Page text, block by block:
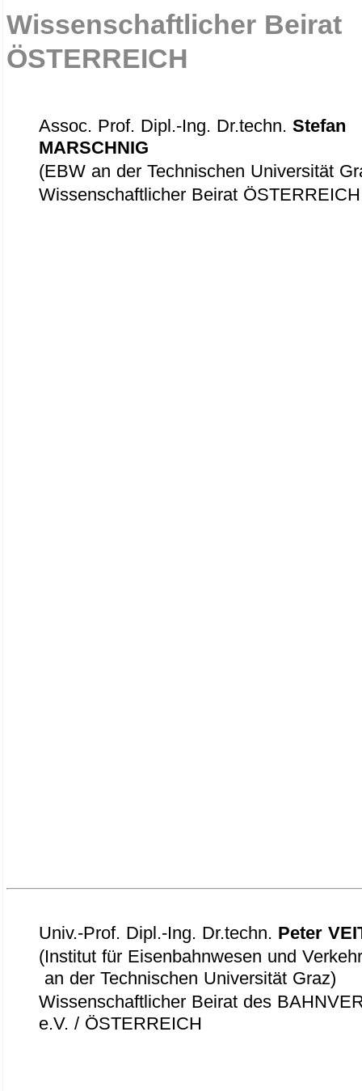
Wissenschaftlicher Beirat
ÖSTERREICH
Assoc. Prof. Dipl.-Ing. Dr.techn. Stefan
MARSCHNIG
(EBW an der Technischen Universität
Wissenschaftlicher Beirat ÖSTERREICH
Univ.-Prof. Dipl.-Ing. Dr.techn. Peter
(Institut für Eisenbahnwesen und
an der Technischen Universität Graz)
Wissenschaftlicher Beirat des
e.V. / ÖSTERREICH